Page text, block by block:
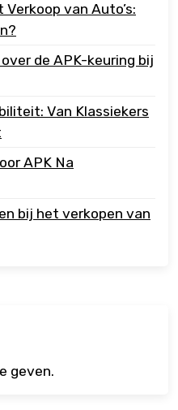
van Auto’s:
de APK-keuring bij
Van Klassiekers
APK Na
bij het verkopen van
geven.